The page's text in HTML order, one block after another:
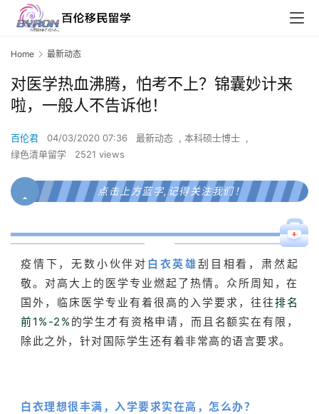
Home 最新动态
对医学热血沸腾，怕考不上？锦囊妙计来
啦，一般人不告诉他！
百伦君 04/03/2020 07:36 最新动态 , 本科硕士博士 ,
绿色清单留学
2521 views
点击上方蓝字,记得关注我们！
疫情下，无数小伙伴对 白衣英雄刮目相看，肃然起
敬。对高大上的医学专业燃起了热情。众所周知，在
国外，临床医学专业有着很高的入学要求，往往排名
前1%-2% 的学生才有资格申请，而且名额实在有限，
除此之外，针对国际学生还有着非常高的语言要求。
白衣理想很丰满，入学要求实在高，怎么办？